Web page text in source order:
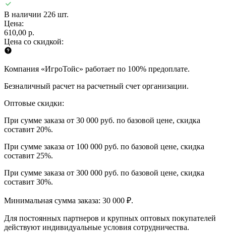
В наличии 226 шт.
Цена:
610,00 р.
Цена со скидкой:
Компания «ИгроТойс» работает по 100% предоплате.
Безналичный расчет на расчетный счет организации.
Оптовые скидки:
При сумме заказа от 30 000 руб. по базовой цене, скидка
составит 20%.
При сумме заказа от 100 000 руб. по базовой цене, скидка
составит 25%.
При сумме заказа от 300 000 руб. по базовой цене, скидка
составит 30%.
Минимальная сумма заказа: 30 000 ₽.
Для постоянных партнеров и крупных оптовых покупателей
действуют индивидуальные условия сотрудничества.